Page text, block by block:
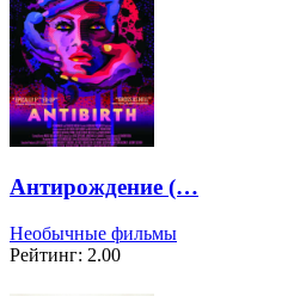
Антирождение (…
Необычные фильмы
Рейтинг: 2.00